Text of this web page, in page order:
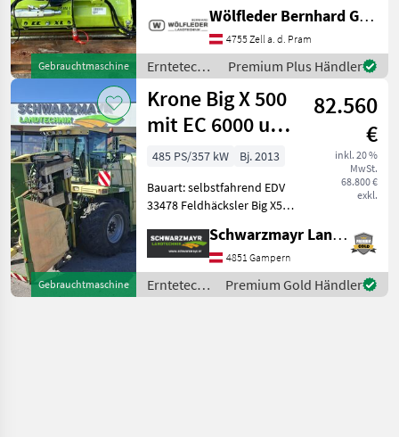
Gebrauchtmaschine
Walzendurchmesser 265
mm, 7 rilliger Antrieb - 30 %
Drehzahldifferenz -
Einsatzschwerpunkt im
Schnittlängenb
Wölfleder Bernhard GmbH
4755 Zell a. d. Pram
Erntetechnik
Ackerbau /
Claas
Premium Plus Händler
Gebrauchtmaschine
Krone Big X 500
mit EC 6000 und
E-Flow 300
82.560
€
inkl. 20 %
MwSt.
68.800 €
exkl.
485 PS/357 kW
Bj. 2013
Bauart: selbstfahrend EDV
33478 Feldhäcksler Big X500
Getriebe - mit Typesierung -
mit Allrad - mit
Rückfahrkamera u.
Turmkamera - mi
Schwarzmayr Landtechnik GmbH - Gampern
4851 Gampern
Erntetechnik
Ackerbau /
Premium Gold Händler